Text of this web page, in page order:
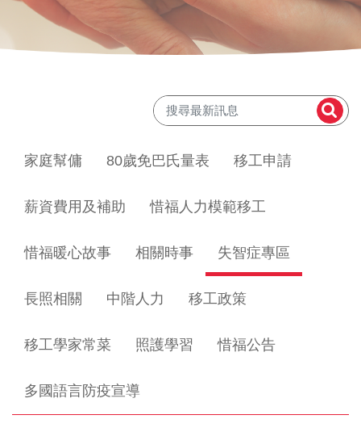
家庭幫傭 80歲免巴氏量表 移工申請
薪資費用及補助 惜福人力模範移工
惜福暖心故事 相關時事 失智症專區
長照相關 中階人力 移工政策
移工學家常菜 照護學習 惜福公告
多國語言防疫宣導